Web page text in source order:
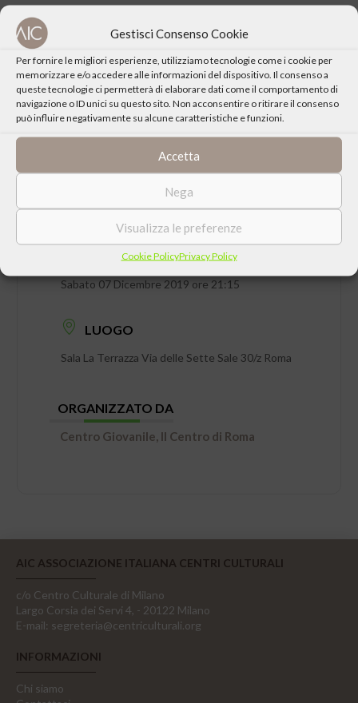
Gestisci Consenso Cookie
Per fornire le migliori esperienze, utilizziamo tecnologie come i cookie per
memorizzare e/o accedere alle informazioni del dispositivo. Il consenso a
queste tecnologie ci permetterà di elaborare dati come il comportamento di
navigazione o ID unici su questo sito. Non acconsentire o ritirare il consenso
può influire negativamente su alcune caratteristiche e funzioni.
Accetta
Nega
Visualizza le preferenze
Cookie PolicyPrivacy Policy
CONDIVIDI QUESTO EVENTO
DATA
Sabato 07 Dicembre 2019 ore 21:15
LUOGO
Sala La Terrazza Via delle Sette Sale 30/z Roma
ORGANIZZATO DA
Centro Giovanile, Il Centro di Roma
AIC ASSOCIAZIONE ITALIANA CENTRI CULTURALI
c/o Centro Culturale di Milano
Largo Corsia dei Servi 4, - 20122 Milano
E-mail: segreteria@centriculturali.org
INFORMAZIONI
Chi siamo